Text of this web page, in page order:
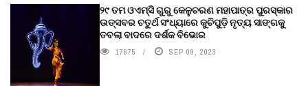
୨୯ ତମ ଓଏମ୍‌ସି ଗୁରୁ କେଳୁଚରଣ ମହାପାତ୍ର ପୁରସ୍କାର
ଉତ୍ସବର ଚତୁର୍ଥ ସଂଧ୍ୟାରେ କୁଚିପୁଡ଼ି ନୃତ୍ୟ ସାଙ୍ଗକୁ
ତବଲା ବାଦରେ ଦର୍ଶକ ବିଭୋର
17675 SEP 09, 2023